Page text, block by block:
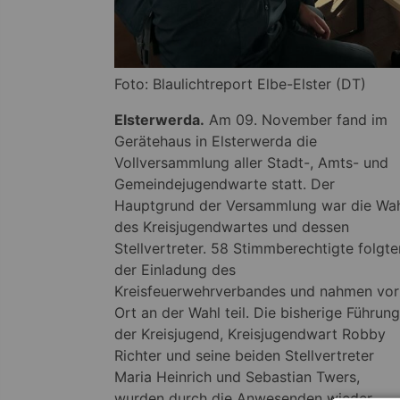
Foto: Blaulichtreport Elbe-Elster (DT)
Elsterwerda. Am 09. November fand im
Gerätehaus in Elsterwerda die
Vollversammlung aller Stadt-, Amts- und
Gemeindejugendwarte statt. Der
Hauptgrund der Versammlung war die
des Kreisjugendwartes und dessen
Stellvertreter. 58 Stimmberechtigte
der Einladung des
Kreisfeuerwehrverbandes und nahmen vor
Ort an der Wahl teil. Die bisherige Führung
der Kreisjugend, Kreisjugendwart Robby
Richter und seine beiden Stellvertreter
Maria Heinrich und Sebastian Twers,